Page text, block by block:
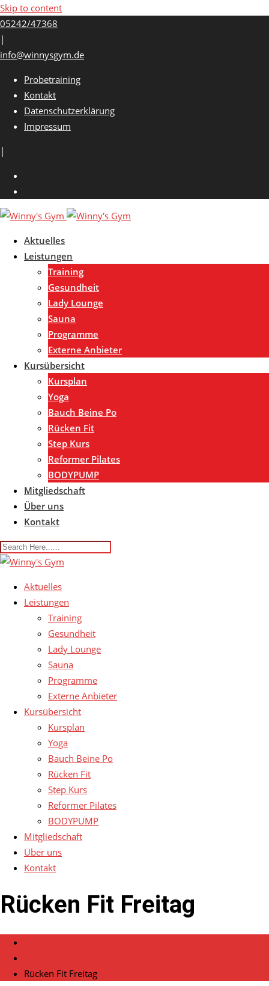
Skip to content
05242/47368
|
info@winnysgym.de
Probetraining
Kontakt
Datenschutzerklärung
Impressum
|
Aktuelles
Leistungen
Training
Gesundheit
Lady Lounge
Sauna
Programme
Externe Anbieter
Kursübersicht
Kursplan
Yoga
Bauch Beine Po
Rücken Fit
Step Kurs
Reformer Pilates
BODYPUMP
Mitgliedschaft
Über uns
Kontakt
Aktuelles
Leistungen
Training
Gesundheit
Lady Lounge
Sauna
Programme
Externe Anbieter
Kursübersicht
Kursplan
Yoga
Bauch Beine Po
Rücken Fit
Step Kurs
Reformer Pilates
BODYPUMP
Mitgliedschaft
Über uns
Kontakt
Rücken Fit Freitag
Rücken Fit Freitag